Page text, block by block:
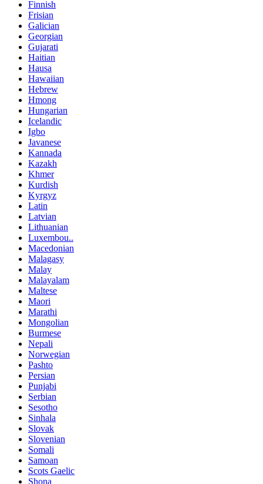
Finnish
Frisian
Galician
Georgian
Gujarati
Haitian
Hausa
Hawaiian
Hebrew
Hmong
Hungarian
Icelandic
Igbo
Javanese
Kannada
Kazakh
Khmer
Kurdish
Kyrgyz
Latin
Latvian
Lithuanian
Luxembou..
Macedonian
Malagasy
Malay
Malayalam
Maltese
Maori
Marathi
Mongolian
Burmese
Nepali
Norwegian
Pashto
Persian
Punjabi
Serbian
Sesotho
Sinhala
Slovak
Slovenian
Somali
Samoan
Scots Gaelic
Shona